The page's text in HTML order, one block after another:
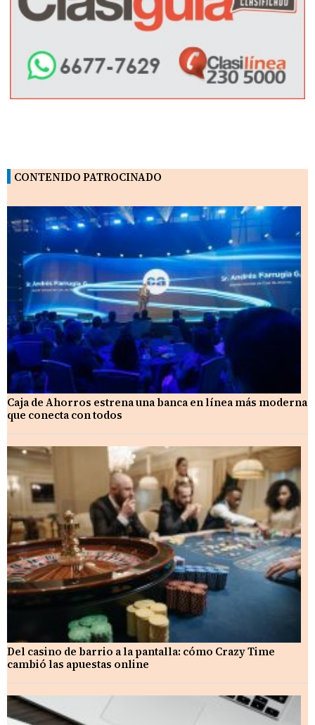
CONTENIDO PATROCINADO
Caja de Ahorros estrena una banca en línea más moderna
que conecta con todos
Del casino de barrio a la pantalla: cómo Crazy Time
cambió las apuestas online